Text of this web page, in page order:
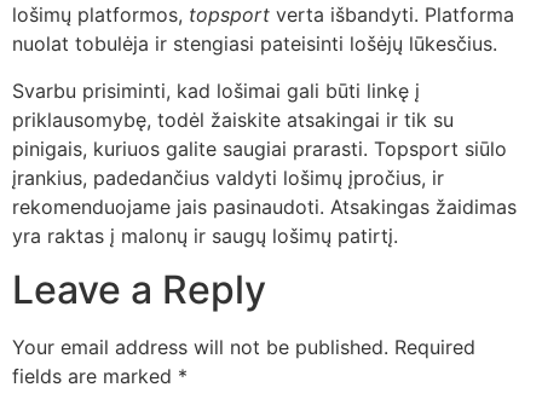
lošimų platformos, topsport verta išbandyti. Platforma
nuolat tobulėja ir stengiasi pateisinti lošėjų lūkesčius.
Svarbu prisiminti, kad lošimai gali būti linkę į
priklausomybę, todėl žaiskite atsakingai ir tik su
pinigais, kuriuos galite saugiai prarasti. Topsport siūlo
įrankius, padedančius valdyti lošimų įpročius, ir
rekomenduojame jais pasinaudoti. Atsakingas žaidimas
yra raktas į malonų ir saugų lošimų patirtį.
Leave a Reply
Your email address will not be published. Required
fields are marked *